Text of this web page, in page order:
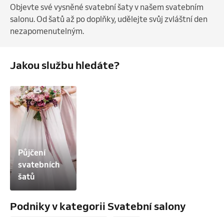
Objevte své vysněné svatební šaty v našem svatebním
salonu. Od šatů až po doplňky, udělejte svůj zvláštní den
nezapomenutelným.
Jakou službu hledáte?
Půjčení
svatebních
šatů
Podniky v kategorii Svatební salony